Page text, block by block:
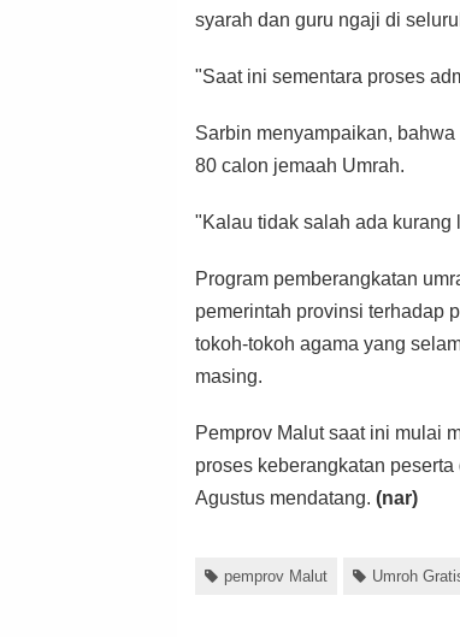
syarah dan guru ngaji di
"Saat ini sementara proses
Sarbin menyampaikan,
80 calon jemaah Umrah.
"Kalau tidak salah ada kurang
Program pemberangkatan
pemerintah provinsi terhadap
tokoh-tokoh agama yang
masing.
Pemprov Malut saat ini mulai
proses keberangkatan
Agustus mendatang. (nar)
pemprov Malut Umroh